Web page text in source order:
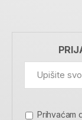
Prihvaćam